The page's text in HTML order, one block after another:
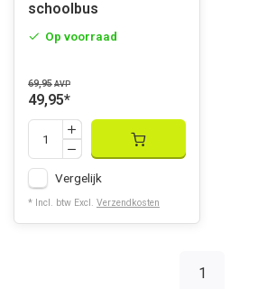
schoolbus
Op voorraad
69,95 AVP
49,95*
Vergelijk
* Incl. btw Excl. Verzendkosten
1